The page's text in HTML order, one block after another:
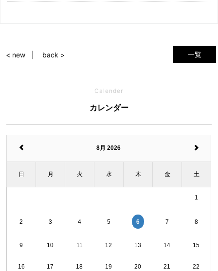
一覧
< new back >
Calender
カレンダー
8月 2026
日 月 火 水 木 金 土
1
2 3 4 5 6 7 8
9 10 11 12 13 14 15
16 17 18 19 20 21 22